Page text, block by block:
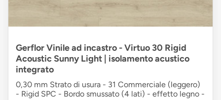
Gerflor Vinile ad incastro - Virtuo 30 Rigid
Acoustic Sunny Light | isolamento acustico
integrato
0,30 mm Strato di usura - 31 Commerciale (leggero)
- Rigid SPC - Bordo smussato (4 lati) - effetto legno -